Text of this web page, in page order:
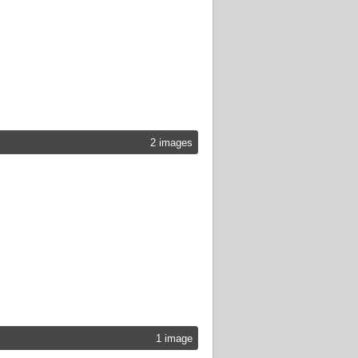
2 images
1 image